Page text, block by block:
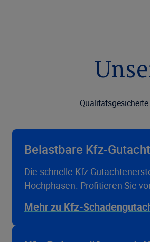
Belastbare Kfz-
Die schnelle Kfz
Hochphasen. Profitieren Sie
Mehr zu Kfz-